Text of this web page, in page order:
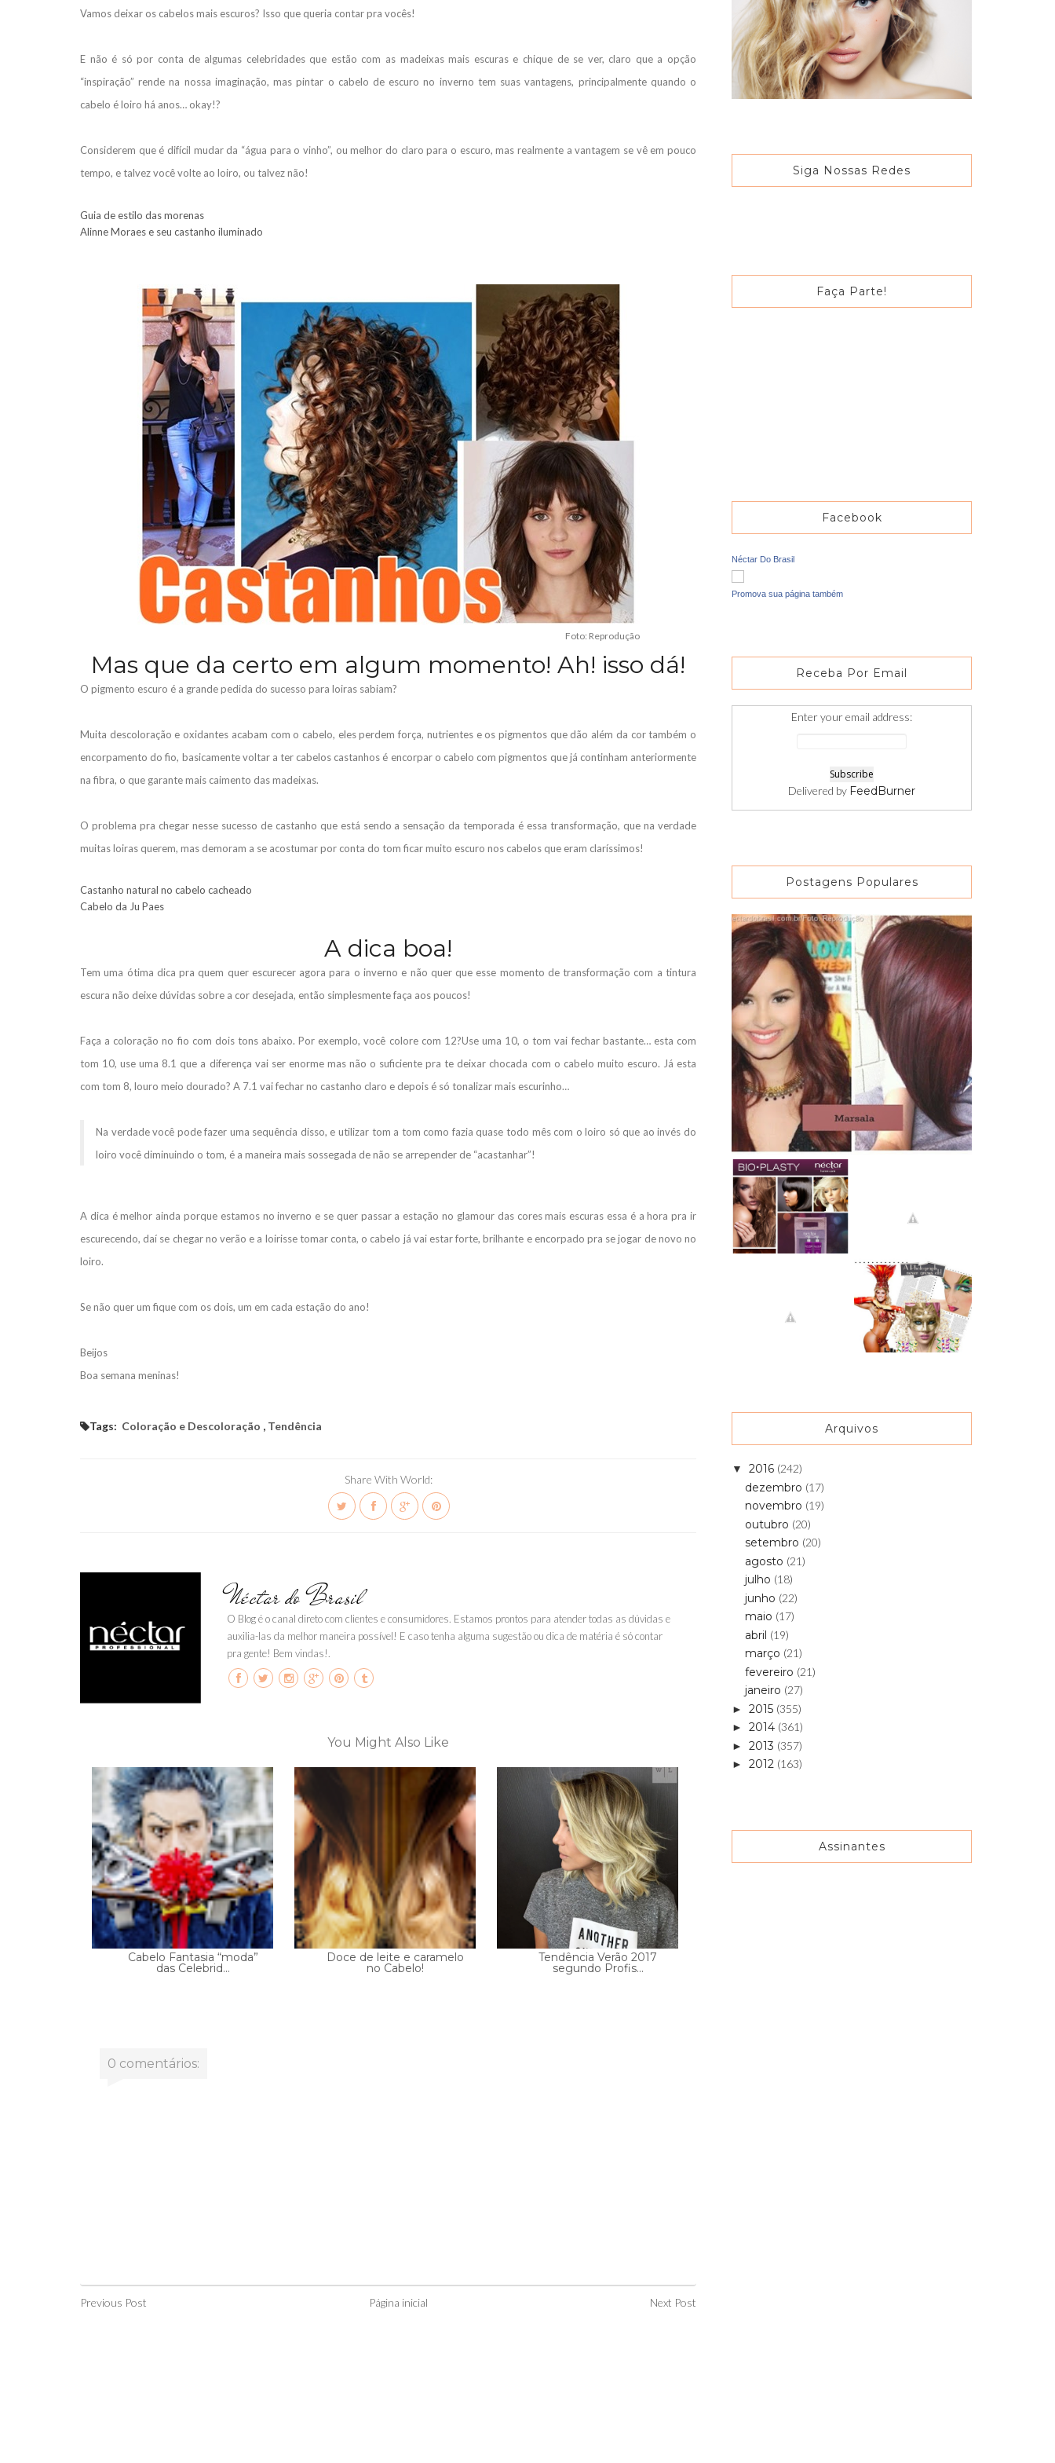
Vamos deixar os cabelos mais escuros? Isso que queria contar pra vocês!
E não é só por conta de algumas celebridades que estão com as madeixas mais escuras e chique de se ver, claro que a opção
“inspiração” rende na nossa imaginação, mas pintar o cabelo de escuro no inverno tem suas vantagens, principalmente quando o
cabelo é loiro há anos… okay!?
Considerem que é difícil mudar da “água para o vinho”, ou melhor do claro para o escuro, mas realmente a vantagem se vê em pouco
tempo, e talvez você volte ao loiro, ou talvez não!
Guia de estilo das morenas
Alinne Moraes e seu castanho iluminado
Foto: Reprodução
Mas que da certo em algum momento! Ah! isso dá!
O pigmento escuro é a grande pedida do sucesso para loiras sabiam?
Muita descoloração e oxidantes acabam com o cabelo, eles perdem força, nutrientes e os pigmentos que dão além da cor também o
encorpamento do fio, basicamente voltar a ter cabelos castanhos é encorpar o cabelo com pigmentos que já continham anteriormente
na fibra, o que garante mais caimento das madeixas.
O problema pra chegar nesse sucesso de castanho que está sendo a sensação da temporada é essa transformação, que na verdade
muitas loiras querem, mas demoram a se acostumar por conta do tom ficar muito escuro nos cabelos que eram claríssimos!
Castanho natural no cabelo cacheado
Cabelo da Ju Paes
A dica boa!
Tem uma ótima dica pra quem quer escurecer agora para o inverno e não quer que esse momento de transformação com a tintura
escura não deixe dúvidas sobre a cor desejada, então simplesmente faça aos poucos!
Faça a coloração no fio com dois tons abaixo. Por exemplo, você colore com 12?Use uma 10, o tom vai fechar bastante… esta com
tom 10, use uma 8.1 que a diferença vai ser enorme mas não o suficiente pra te deixar chocada com o cabelo muito escuro. Já esta
com tom 8, louro meio dourado? A 7.1 vai fechar no castanho claro e depois é só tonalizar mais escurinho…
Na verdade você pode fazer uma sequência disso, e utilizar tom a tom como fazia quase todo mês com o loiro só que ao invés do
loiro você diminuindo o tom, é a maneira mais sossegada de não se arrepender de “acastanhar”!
A dica é melhor ainda porque estamos no inverno e se quer passar a estação no glamour das cores mais escuras essa é a hora pra ir
escurecendo, daí se chegar no verão e a loirisse tomar conta, o cabelo já vai estar forte, brilhante e encorpado pra se jogar de novo no
loiro.
Se não quer um fique com os dois, um em cada estação do ano!
Beijos
Boa semana meninas!
Tags: Coloração e Descoloração , Tendência
Share With World:
Néctar do Brasil
O Blog é o canal direto com clientes e consumidores. Estamos prontos para atender todas as dúvidas e
auxilia-las da melhor maneira possível! E caso tenha alguma sugestão ou dica de matéria é só contar
pra gente! Bem vindas!.
You Might Also Like
Cabelo Fantasia “moda”
das Celebrid...
Doce de leite e caramelo
no Cabelo!
Tendência Verão 2017
segundo Profis...
0 comentários:
Previous Post Página inicial Next Post
Siga Nossas Redes
Faça Parte!
Facebook
Néctar Do Brasil
Promova sua página também
Receba Por Email
Enter your email address:
Delivered by FeedBurner
Postagens Populares
Arquivos
▼ 2016 (242)
dezembro (17)
novembro (19)
outubro (20)
setembro (20)
agosto (21)
julho (18)
junho (22)
maio (17)
abril (19)
março (21)
fevereiro (21)
janeiro (27)
► 2015 (355)
► 2014 (361)
► 2013 (357)
► 2012 (163)
Assinantes